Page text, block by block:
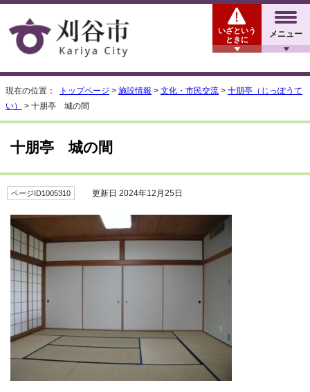
メニュー
いざという
ときに
現在の位置： トップページ > 施設情報 > 文化・市民交流 > 十朋亭（じっぽうて
い）
> 十朋亭 城の間
十朋亭 城の間
ページID1005310 更新日 2024年12月25日